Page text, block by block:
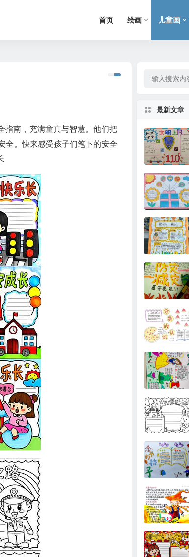
首页 绘画 儿童画
指南，充满童真与智慧。他们把
全。快来感受孩子们笔下的安全
最新文章